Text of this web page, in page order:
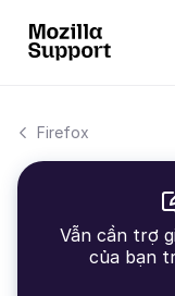
Firefox
Vẫn cần trợ
của bạn